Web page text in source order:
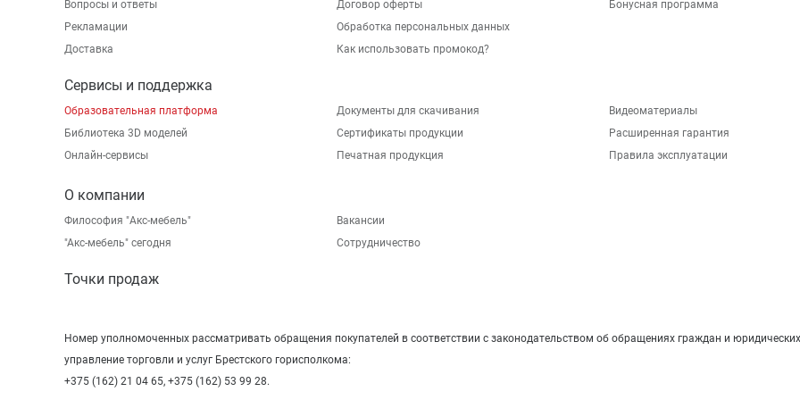
Вопросы и ответы
Рекламации
Доставка
Договор оферты
Обработка персональных данных
Как использовать промокод?
Бонусная программа
Сервисы и поддержка
Образовательная платформа
Библиотека 3D моделей
Онлайн-сервисы
Документы для скачивания
Сертификаты продукции
Печатная продукция
Видеоматериалы
Расширенная гарантия
Правила эксплуатации
О компании
Философия "Акс-мебель"
"Aкс-мебель" сегодня
Вакансии
Сотрудничество
Точки продаж
Номер уполномоченных рассматривать обращения покупателей в соответствии с законодательством об обращениях граждан и
управление торговли и услуг Брестского горисполкома:
+375 (162) 21 04 65, +375 (162) 53 99 28.